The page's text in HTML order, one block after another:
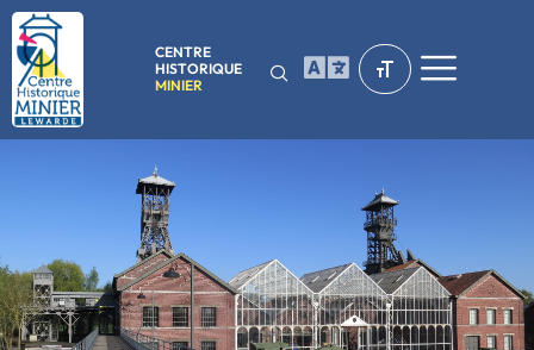
CENTRE
HISTORIQUE
MINIER